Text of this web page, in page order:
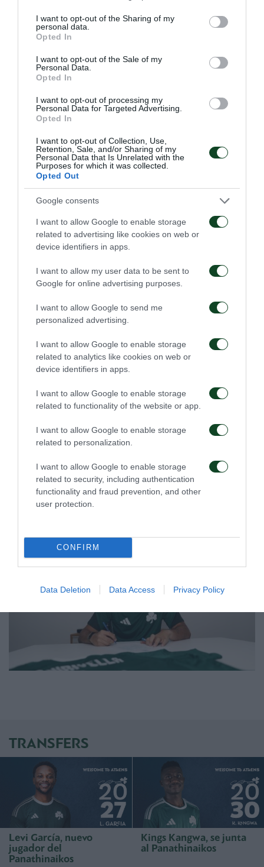
not limited to your visit or usage behaviour. You may click to
grant or deny consent to Google and its third-party tags to
use your data for below specified purposes in below Google
consent section.
I want to opt-out of the Sharing of my
personal data.
Opted In
I want to opt-out of the Sale of my
Personal Data.
Opted In
I want to opt-out of processing my
Personal Data for Targeted Advertising.
Opted In
I want to opt-out of Collection, Use,
Retention, Sale, and/or Sharing of my
Personal Data that Is Unrelated with the
Purposes for which it was collected.
Opted Out
Google consents
I want to allow Google to enable storage
related to advertising like cookies on web or
device identifiers in apps.
I want to allow my user data to be sent to
Google for online advertising purposes.
I want to allow Google to send me
personalized advertising.
I want to allow Google to enable storage
related to analytics like cookies on web or
device identifiers in apps.
I want to allow Google to enable storage
related to functionality of the website or app.
I want to allow Google to enable storage
related to personalization.
I want to allow Google to enable storage
related to security, including authentication
functionality and fraud prevention, and other
user protection.
CONFIRM
Data Deletion Data Access Privacy Policy
oportunidad de ficharlo. La confianza que le
mostraron desde el primer día fue clave para su
francesa, permaneció cinco años en el Nantes,
acumulando 173 partidos, 4 goles y 9 asistencias.
Además, ganó la Copa de Francia en 2022. En los
últimos años, Chirivella portó el brazalete de capitán
del Nantes, lo que demuestra su fuerte personalidad
futbolística.
¡Damos la bienvenida a Pedro a la familia del
Panathinaikos!
TRANSFERS
Levi García, nuevo
jugador del
Panathinaikos
Kings Kangwa, se junta
al Panathinaikos